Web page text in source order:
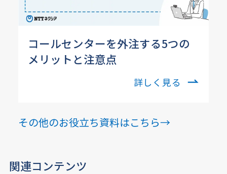
コールセンターを外注する5つの
メリットと注意点
詳しく見る
その他のお役立ち資料はこちら→
関連コンテンツ